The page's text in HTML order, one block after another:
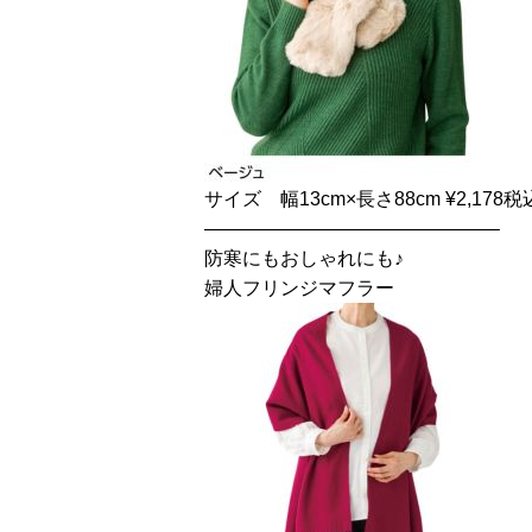
サイズ 幅13cm×長さ88cm ¥2,178税
———————————————–
防寒にもおしゃれにも♪
婦人フリンジマフラー